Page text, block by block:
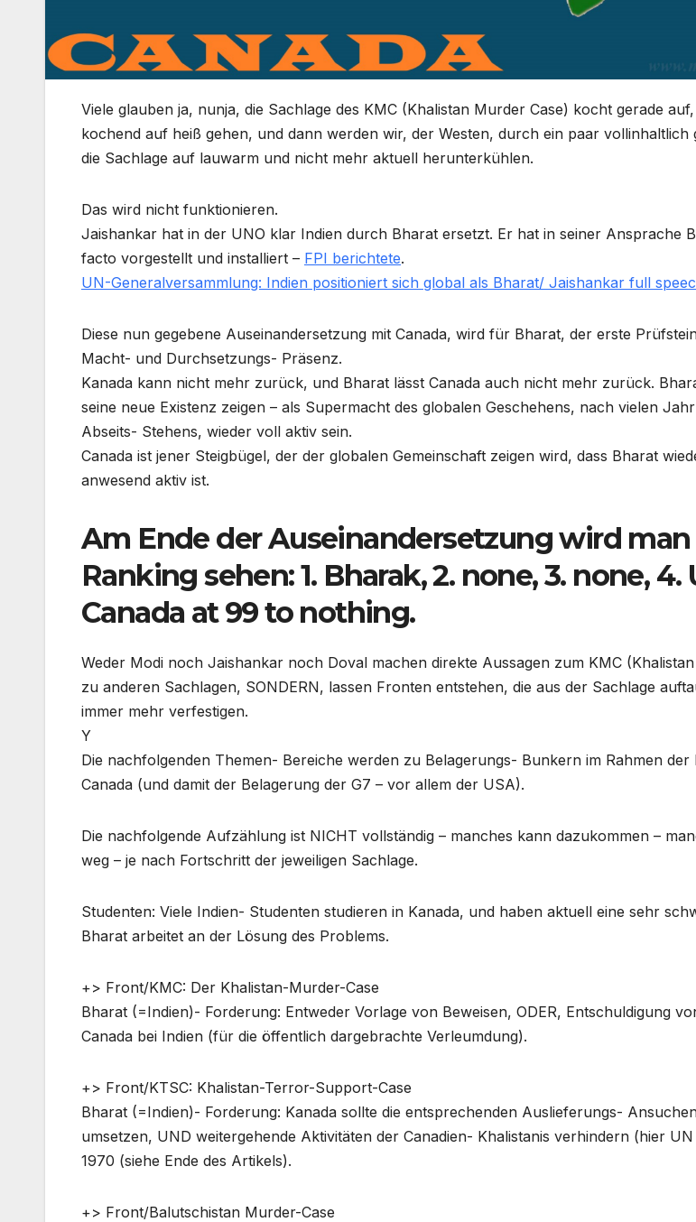
Viele glauben ja, nunja, die Sachlage des KMC (Khalistan Murder Case) kocht gerade
kochend auf heiß gehen, und dann werden wir, der Westen, durch ein paar vollinhaltlich
die Sachlage auf lauwarm und nicht mehr aktuell herunterkühlen.
Das wird nicht funktionieren.
Jaishankar hat in der UNO klar Indien durch Bharat ersetzt. Er hat in seiner Ansprache
facto vorgestellt und installiert – FPI berichtete.
UN-Generalversammlung: Indien positioniert sich global als Bharat/ Jaishankar full
Diese nun gegebene Auseinandersetzung mit Canada, wird für Bharat, der erste
Macht- und Durchsetzungs- Präsenz.
Kanada kann nicht mehr zurück, und Bharat lässt Canada auch nicht mehr zurück.
seine neue Existenz zeigen – als Supermacht des globalen Geschehens, nach vielen
Abseits- Stehens, wieder voll aktiv sein.
Canada ist jener Steigbügel, der der globalen Gemeinschaft zeigen wird, dass Bharat
anwesend aktiv ist.
Am Ende der Auseinandersetzung wird
Ranking sehen: 1. Bharak, 2. none, 3. none, 4.
Canada at 99 to nothing.
Weder Modi noch Jaishankar noch Doval machen direkte Aussagen zum KMC
zu anderen Sachlagen, SONDERN, lassen Fronten entstehen, die aus der Sachlage
immer mehr verfestigen.
Y
Die nachfolgenden Themen- Bereiche werden zu Belagerungs- Bunkern im Rahmen der
Canada (und damit der Belagerung der G7 – vor allem der USA).
Die nachfolgende Aufzählung ist NICHT vollständig – manches kann dazukommen –
weg – je nach Fortschritt der jeweiligen Sachlage.
Studenten: Viele Indien- Studenten studieren in Kanada, und haben aktuell eine sehr
Bharat arbeitet an der Lösung des Problems.
+> Front/KMC: Der Khalistan-Murder-Case
Bharat (=Indien)- Forderung: Entweder Vorlage von Beweisen, ODER, Entschuldigung
Canada bei Indien (für die öffentlich dargebrachte Verleumdung).
+> Front/KTSC: Khalistan-Terror-Support-Case
Bharat (=Indien)- Forderung: Kanada sollte die entsprechenden Auslieferungs-
umsetzen, UND weitergehende Aktivitäten der Canadien- Khalistanis verhindern (hier
1970 (siehe Ende des Artikels).
+> Front/Balutschistan Murder-Case